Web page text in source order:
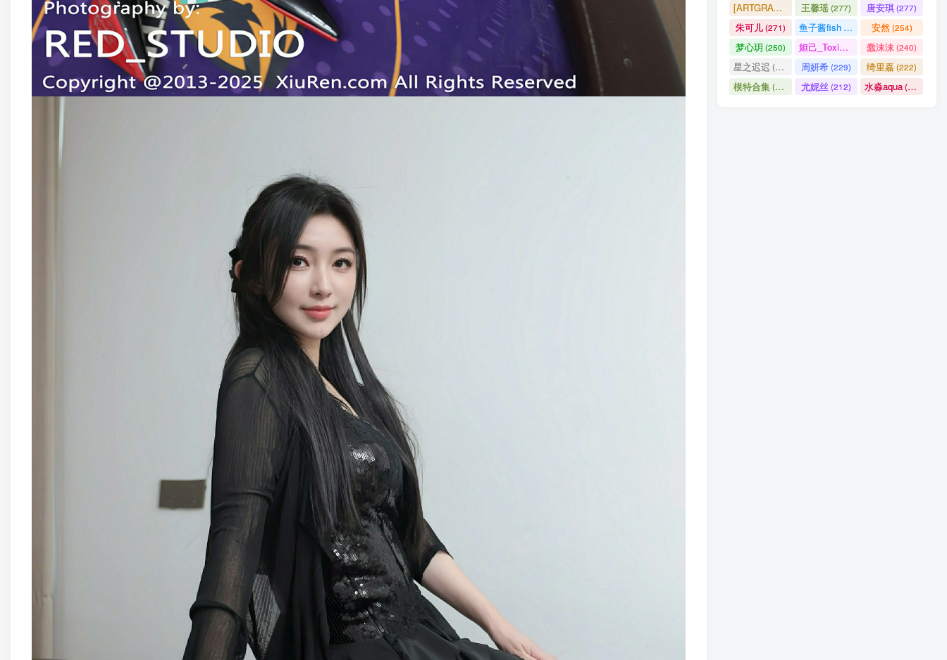
[ARTGRAVIA] (290)
王馨瑶(277) 唐安琪(277)
朱可儿(271) 鱼子酱fish 安然(254)
梦心玥 (250) 妲己_Toxic(247)蠢沫沫(240)
星之迟迟 (238) 周妍希(229) 绮里嘉(222)
模特合集(218) 尤妮丝 (212) 水淼aqua(172)